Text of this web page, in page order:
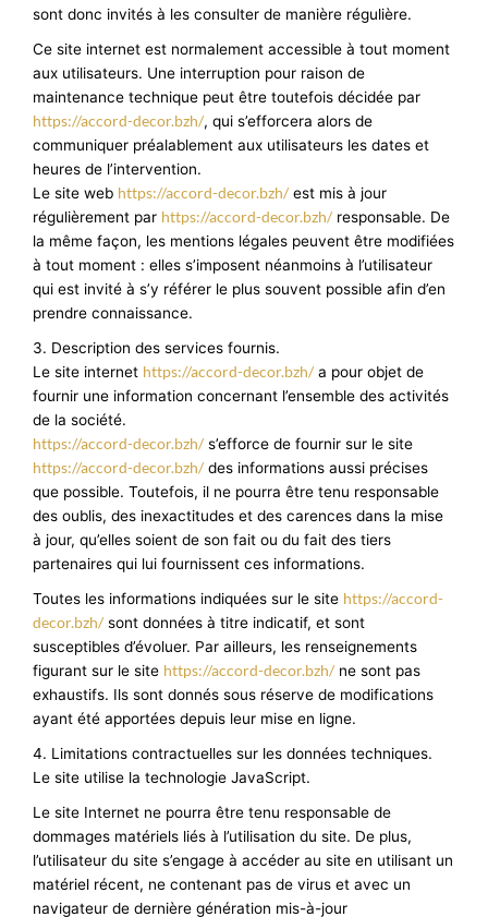
sont donc invités à les consulter de manière régulière.
Ce site internet est normalement accessible à tout moment
aux utilisateurs. Une interruption pour raison de
maintenance technique peut être toutefois décidée par
https://accord-decor.bzh/, qui s’efforcera alors de
communiquer préalablement aux utilisateurs les dates et
heures de l’intervention.
Le site web https://accord-decor.bzh/ est mis à jour
régulièrement par https://accord-decor.bzh/ responsable. De
la même façon, les mentions légales peuvent être modifiées
à tout moment : elles s’imposent néanmoins à l’utilisateur
qui est invité à s’y référer le plus souvent possible afin d’en
prendre connaissance.
3. Description des services fournis.
Le site internet https://accord-decor.bzh/ a pour objet de
fournir une information concernant l’ensemble des activités
de la société.
https://accord-decor.bzh/ s’efforce de fournir sur le site
https://accord-decor.bzh/ des informations aussi précises
que possible. Toutefois, il ne pourra être tenu responsable
des oublis, des inexactitudes et des carences dans la mise
à jour, qu’elles soient de son fait ou du fait des tiers
partenaires qui lui fournissent ces informations.
Toutes les informations indiquées sur le site https://accord-
decor.bzh/ sont données à titre indicatif, et sont
susceptibles d’évoluer. Par ailleurs, les renseignements
figurant sur le site https://accord-decor.bzh/ ne sont pas
exhaustifs. Ils sont donnés sous réserve de modifications
ayant été apportées depuis leur mise en ligne.
4. Limitations contractuelles sur les données techniques.
Le site utilise la technologie JavaScript.
Le site Internet ne pourra être tenu responsable de
dommages matériels liés à l’utilisation du site. De plus,
l’utilisateur du site s’engage à accéder au site en utilisant un
matériel récent, ne contenant pas de virus et avec un
navigateur de dernière génération mis-à-jour